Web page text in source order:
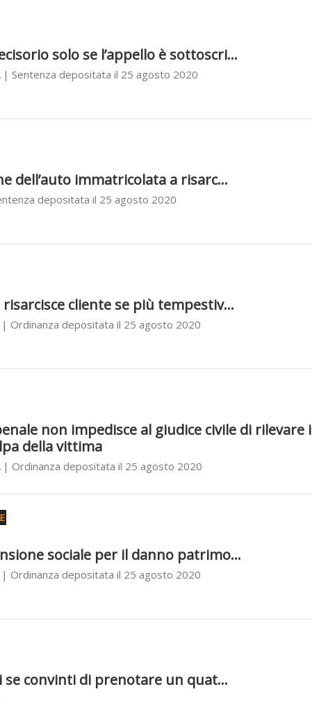
solo se l’appello è sottoscri...
| Sentenza depositata il 25 agosto 2020
dell’auto immatricolata a risarc...
depositata il 25 agosto 2020
cliente se più tempestiv...
Ordinanza depositata il 25 agosto 2020
non impedisce al giudice civile di rilevare
della vittima
| Ordinanza depositata il 25 agosto 2020
sociale per il danno patrimo...
Ordinanza depositata il 25 agosto 2020
convinti di prenotare un quat...